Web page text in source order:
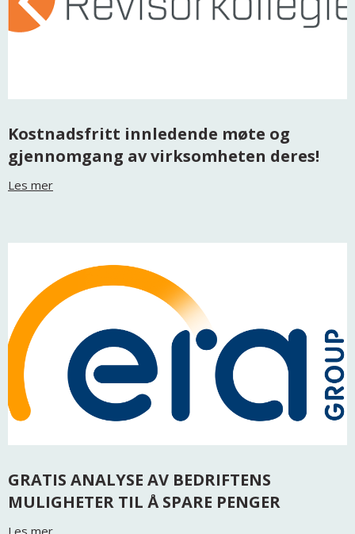
Kostnadsfritt innledende møte og
gjennomgang av virksomheten deres!
Les mer
GRATIS ANALYSE AV BEDRIFTENS
MULIGHETER TIL Å SPARE PENGER
Les mer